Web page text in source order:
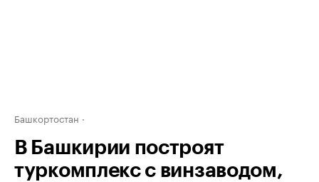
Башкортостан
В Башкирии построят
туркомплекс с винзаводом,